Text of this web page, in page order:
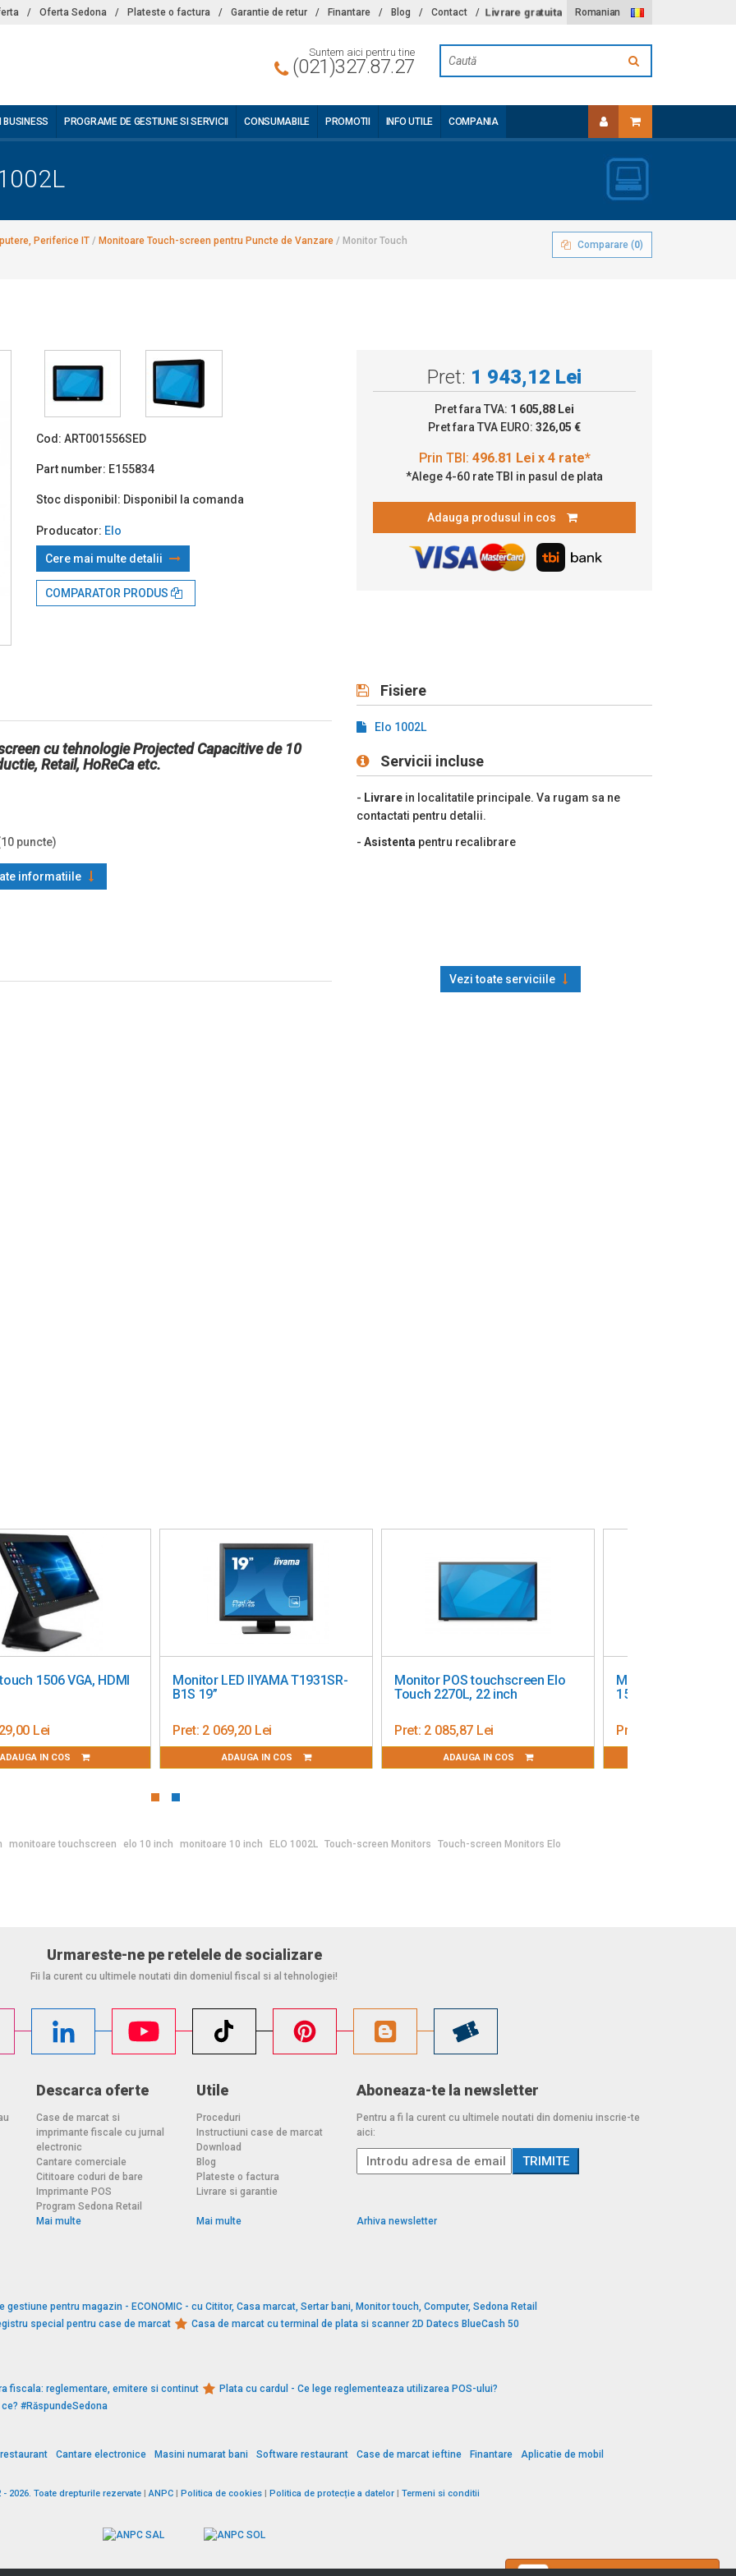
Romanian
/ Oferta Sedona / Plateste o factura / Garantie de retur / Finantare / Blog / Contact / Livrare gratuita
Suntem aici pentru tine
(021)327.87.27
BUSINESS PROGRAME DE GESTIUNE SI SERVICII CONSUMABILE PROMOTII INFO UTILE COMPANIA
Periferice IT / Monitoare Touch-screen pentru Puncte de Vanzare / Monitor Touch
Comparare (0)
Cod: ART001556SED
Part number: E155834
Stoc disponibil: Disponibil la comanda
Producator: Elo
Cere mai multe detalii
COMPARATOR PRODUS
Pret: 1 943,12 Lei
Pret fara TVA: 1 605,88 Lei
Pret fara TVA EURO: 326,05 €
*Alege 4-60 rate TBI in pasul de plata
Adauga produsul in cos
cu tehnologie Projected Capacitive de 10
Retail, HoReCa etc.
puncte)
informatiile
Fisiere
Elo 1002L
Servicii incluse
- Livrare in localitatile principale. Va rugam sa ne
contactati pentru detalii.
- Asistenta pentru recalibrare
Vezi toate serviciile
POS touchscreen Elo
2 085,87 Lei
ADAUGA IN COS
Monitor Touch 15 inch Elo
1502L
Pret:3 048,39 Lei
ADAUGA IN COS
Monitor POS touchscreen Elo
Touch 2470L, 24 inch
Pret:2 286,80 Lei
ADAUGA IN COS
monitoare touchscreen elo 10 inch monitoare 10 inch ELO 1002L Touch-screen Monitors Touch-screen Monitors Elo
Urmareste-ne pe retelele de socializare
Fii la curent cu ultimele noutati din domeniul fiscal si al tehnologiei!
Descarca oferte
Case de marcat si
imprimante fiscale cu jurnal
electronic
Cantare comerciale
Cititoare coduri de bare
Imprimante POS
Program Sedona Retail
Mai multe
Utile
Proceduri
Instructiuni case de marcat
Download
Blog
Plateste o factura
Livrare si garantie
Mai multe
Aboneaza-te la newsletter
Pentru a fi la curent cu ultimele noutati din domeniu inscrie-te
aici:
Arhiva newsletter
gestiune pentru magazin - ECONOMIC - cu Cititor, Casa marcat, Sertar bani, Monitor touch, Computer, Sedona Retail
special pentru case de marcat Casa de marcat cu terminal de plata si scanner 2D Datecs BlueCash 50
fiscala: reglementare, emitere si continut
Plata cu cardul - Ce lege reglementeaza utilizarea POS-ului?
#RăspundeSedona
Cantare electronice Masini numarat bani Software restaurant Case de marcat ieftine Finantare Aplicatie de mobil
2026. Toate drepturile rezervate | ANPC | Politica de cookies | Politica de protecție a datelor | Termeni si conditii